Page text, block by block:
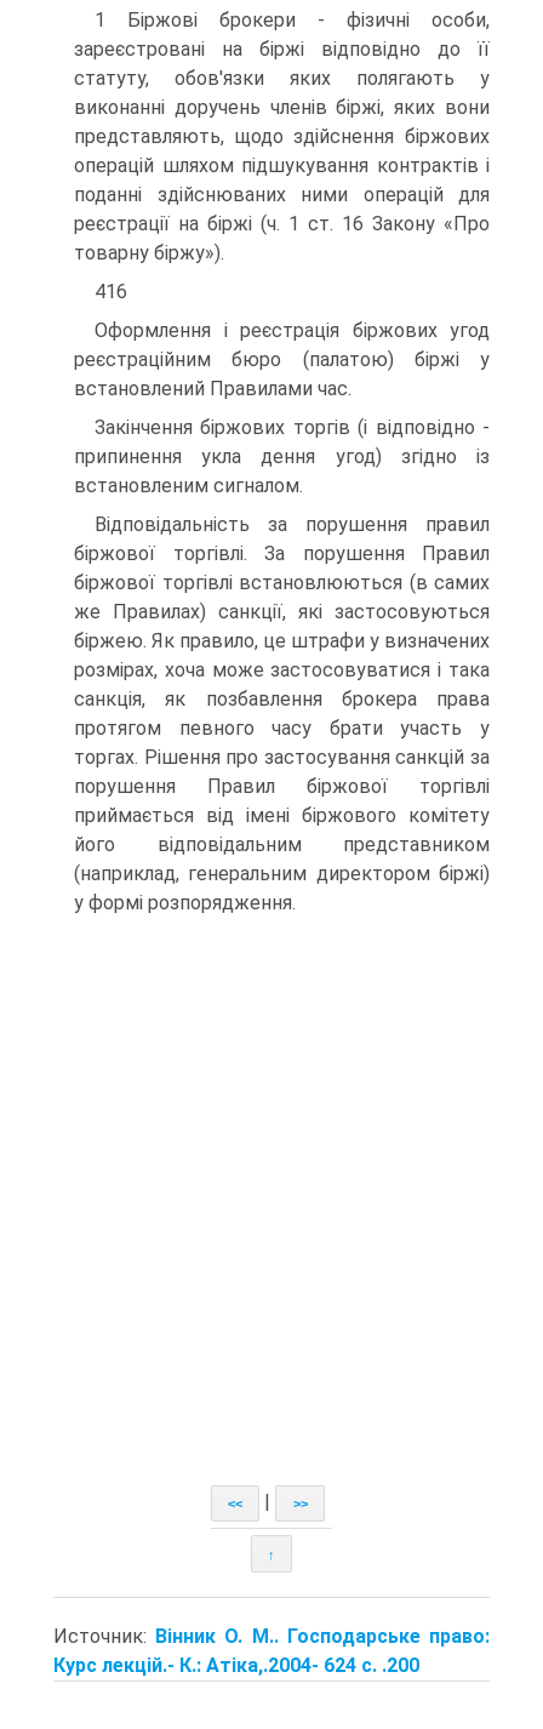
1 Біржові брокери - фізичні особи,
зареєстровані на біржі відповідно до її
статуту, обов'язки яких полягають у
виконанні доручень членів біржі, яких вони
представляють, щодо здійснення біржових
операцій шляхом підшукування контрактів і
поданні здійснюваних ними операцій для
реєстрації на біржі (ч. 1 ст. 16 Закону «Про
товарну біржу»).
416
Оформлення і реєстрація біржових угод
реєстраційним бюро (палатою) біржі у
встановлений Правилами час.
Закінчення біржових торгів (і відповідно -
припинення укла дення угод) згідно із
встановленим сигналом.
Відповідальність за порушення правил
біржової торгівлі. За порушення Правил
біржової торгівлі встановлюються (в самих
же Правилах) санкції, які застосовуються
біржею. Як правило, це штрафи у визначених
розмірах, хоча може застосовуватися і така
санкція, як позбавлення брокера права
протягом певного часу брати участь у
торгах. Рішення про застосування санкцій за
порушення Правил біржової торгівлі
приймається від імені біржового комітету
його відповідальним представником
(наприклад, генеральним директором біржі)
у формі розпорядження.
<< >>
↑
Источник: Вінник О. М.. Господарське право:
Курс лекцій.- К.: Атіка,.2004- 624 с. .200